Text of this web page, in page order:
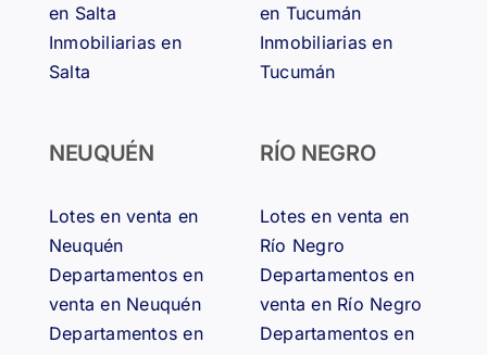
en Salta
Inmobiliarias en
Salta
en Tucumán
Inmobiliarias en
Tucumán
NEUQUÉN
Lotes en venta en
Neuquén
Departamentos en
venta en Neuquén
Departamentos en
RÍO NEGRO
Lotes en venta en
Río Negro
Departamentos en
venta en Río Negro
Departamentos en